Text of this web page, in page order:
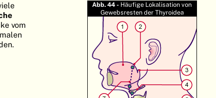
vom
Abb. 44 - Häufige Lokalisation von
Gewebsresten der Thyroidea